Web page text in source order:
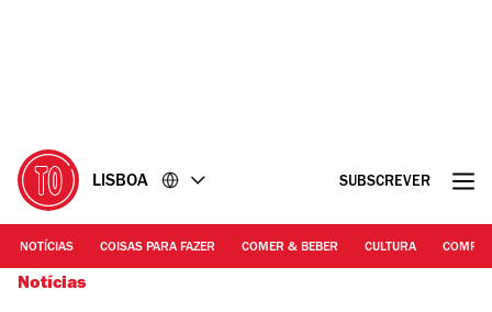
LISBOA SUBSCREVER
NOTÍCIAS COISAS PARA FAZER COMER & BEBER CULTURA
Notícias